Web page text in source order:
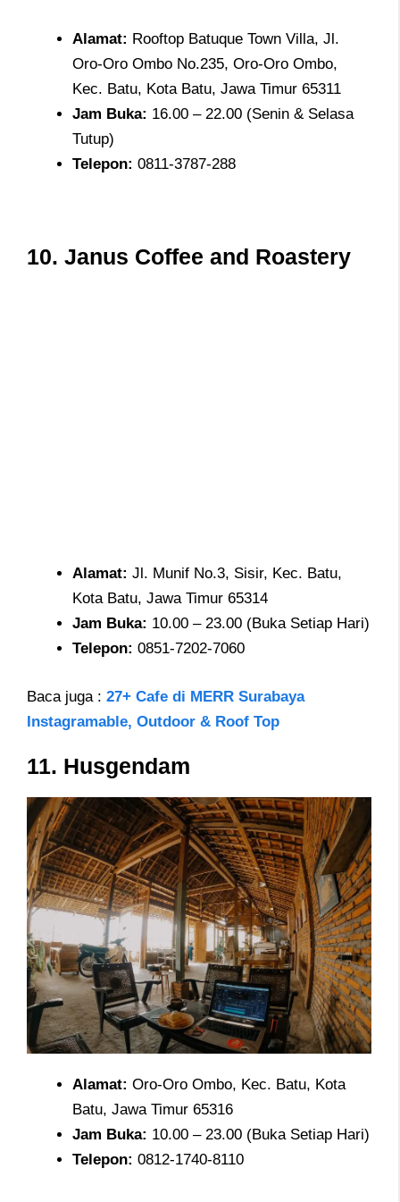
Alamat: Rooftop Batuque Town Villa, Jl.
Oro-Oro Ombo No.235, Oro-Oro Ombo,
Kec. Batu, Kota Batu, Jawa Timur 65311
Jam Buka: 16.00 – 22.00 (Senin & Selasa
Tutup)
Telepon: 0811-3787-288
10. Janus Coffee and Roastery
Alamat: Jl. Munif No.3, Sisir, Kec. Batu,
Kota Batu, Jawa Timur 65314
Jam Buka: 10.00 – 23.00 (Buka Setiap Hari)
Telepon: 0851-7202-7060
Baca juga : 27+ Cafe di MERR Surabaya
Instagramable, Outdoor & Roof Top
11. Husgendam
Alamat: Oro-Oro Ombo, Kec. Batu, Kota
Batu, Jawa Timur 65316
Jam Buka: 10.00 – 23.00 (Buka Setiap Hari)
Telepon: 0812-1740-8110